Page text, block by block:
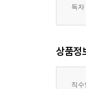
독
상품정
직